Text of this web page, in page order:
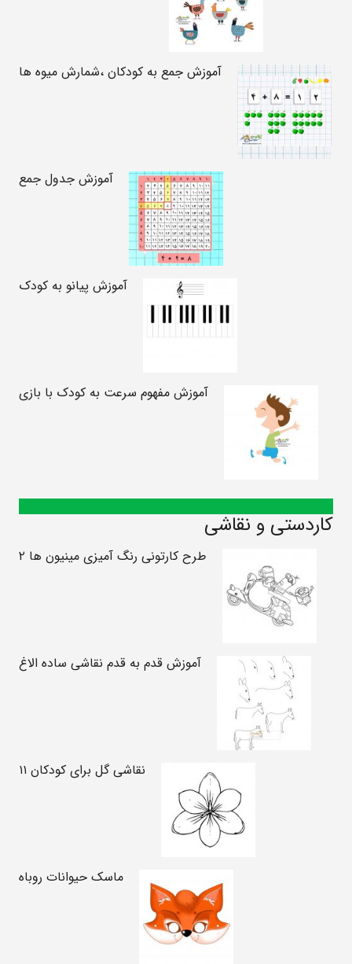
آموزش جمع به کودکان ،شمارش میوه ها
آموزش جدول جمع
آموزش پیانو به کودک
آموزش مفهوم سرعت به کودک با بازی
کاردستی و نقاشی
طرح کارتونی رنگ آمیزی مینیون ها ۲
آموزش قدم به قدم نقاشی ساده الاغ
نقاشی گل برای کودکان ۱۱
ماسک حیوانات روباه